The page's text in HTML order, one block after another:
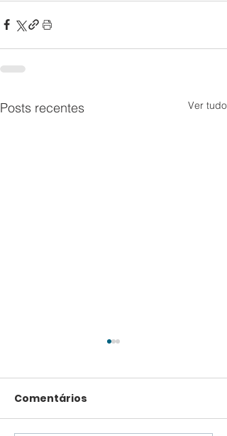
Posts recentes Ver tudo
Comentários